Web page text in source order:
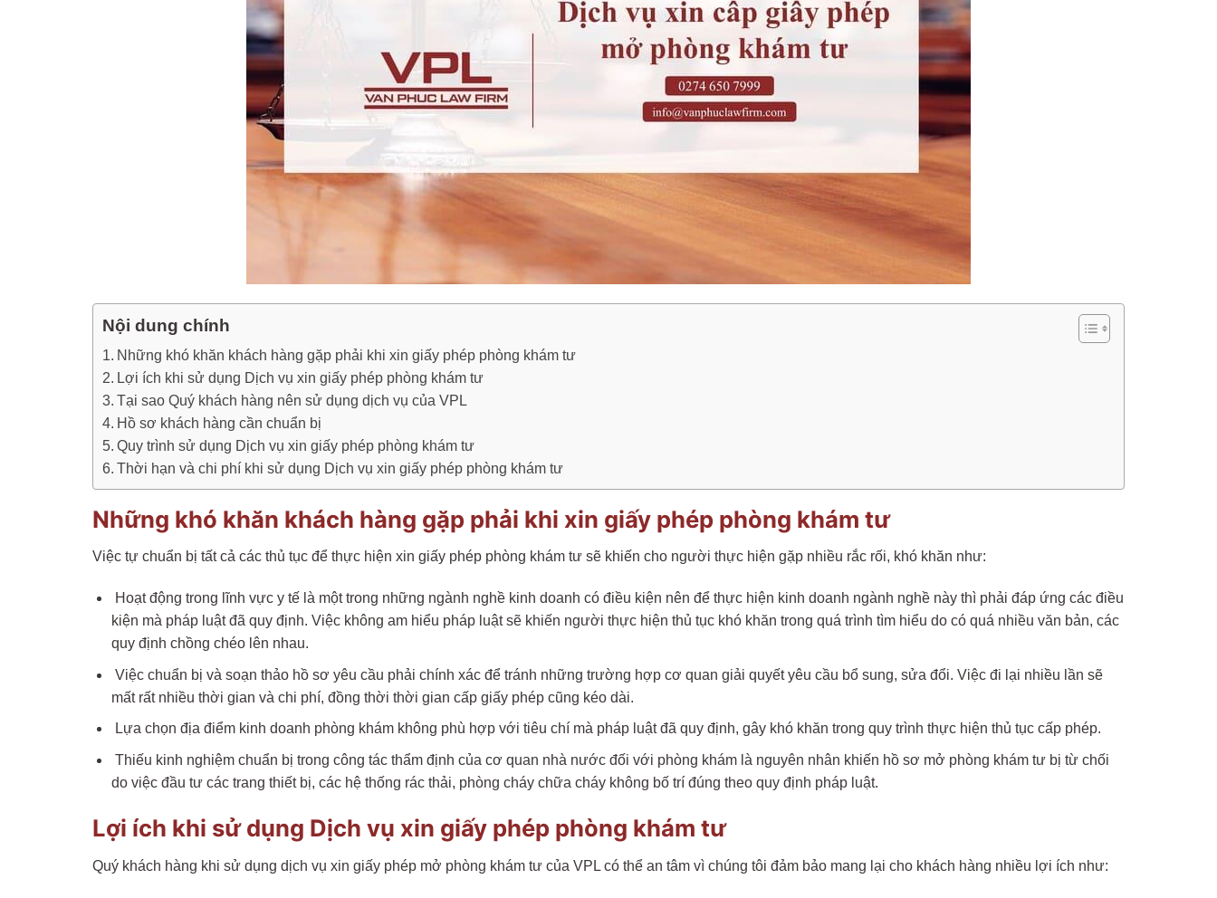
Nội dung chính
Những khó khăn khách hàng gặp phải khi xin giấy phép phòng khám tư
Lợi ích khi sử dụng Dịch vụ xin giấy phép phòng khám tư
Tại sao Quý khách hàng nên sử dụng dịch vụ của VPL
Hồ sơ khách hàng cần chuẩn bị
Quy trình sử dụng Dịch vụ xin giấy phép phòng khám tư
Thời hạn và chi phí khi sử dụng Dịch vụ xin giấy phép phòng khám tư
Những khó khăn khách hàng gặp phải khi xin giấy phép phòng khám tư
Việc tự chuẩn bị tất cả các thủ tục để thực hiện xin giấy phép phòng khám tư sẽ khiến cho người thực hiện gặp nhiều rắc rối, khó khăn như:
Hoạt động trong lĩnh vực y tế là một trong những ngành nghề kinh doanh có điều kiện nên để thực hiện kinh doanh ngành nghề này thì phải đáp ứng các điều
kiện mà pháp luật đã quy định. Việc không am hiểu pháp luật sẽ khiến người thực hiện thủ tục khó khăn trong quá trình tìm hiểu do có quá nhiều văn bản, các
quy định chồng chéo lên nhau.
Việc chuẩn bị và soạn thảo hồ sơ yêu cầu phải chính xác để tránh những trường hợp cơ quan giải quyết yêu cầu bổ sung, sửa đổi. Việc đi lại nhiều lần sẽ
mất rất nhiều thời gian và chi phí, đồng thời thời gian cấp giấy phép cũng kéo dài.
Lựa chọn địa điểm kinh doanh phòng khám không phù hợp với tiêu chí mà pháp luật đã quy định, gây khó khăn trong quy trình thực hiện thủ tục cấp phép.
Thiếu kinh nghiệm chuẩn bị trong công tác thẩm định của cơ quan nhà nước đối với phòng khám là nguyên nhân khiến hồ sơ mở phòng khám tư bị từ chối
do việc đầu tư các trang thiết bị, các hệ thống rác thải, phòng cháy chữa cháy không bố trí đúng theo quy định pháp luật.
Lợi ích khi sử dụng Dịch vụ xin giấy phép phòng khám tư
Quý khách hàng khi sử dụng dịch vụ xin giấy phép mở phòng khám tư của VPL có thể an tâm vì chúng tôi đảm bảo mang lại cho khách hàng nhiều lợi ích như: